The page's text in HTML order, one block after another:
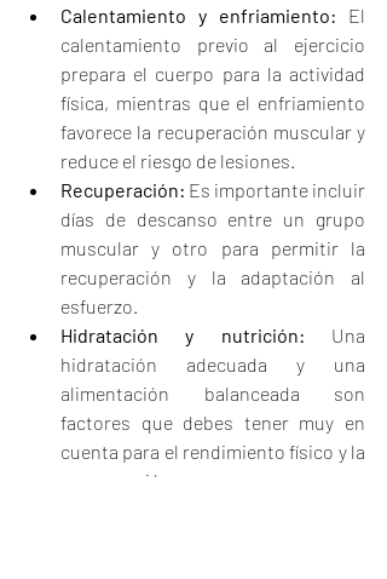
Calentamiento y enfriamiento: El
calentamiento previo al ejercicio
prepara el cuerpo para la actividad
física, mientras que el enfriamiento
favorece la recuperación muscular y
reduce el riesgo de lesiones.
Recuperación: Es importante incluir
días de descanso entre un grupo
muscular y otro para permitir la
recuperación y la adaptación al
esfuerzo.
Hidratación y nutrición: Una
hidratación adecuada y una
alimentación balanceada son
factores que debes tener muy en
cuenta para el rendimiento físico y la
recuperación.